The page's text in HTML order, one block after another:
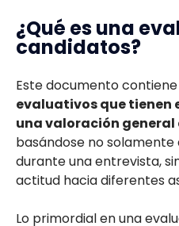
¿Qué es una
candidatos?
Este documento contiene
evaluativos que tienen
una valoración
basándose no solamente
durante una entrevista,
actitud hacia diferentes
Lo primordial en una